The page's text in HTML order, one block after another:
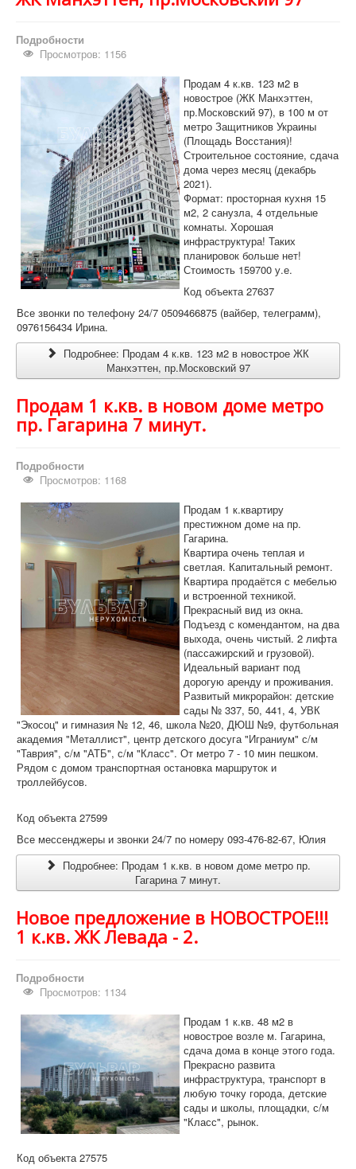
Подробности
Просмотров: 1156
Продам 4 к.кв. 123 м2 в
новострое (ЖК Манхэттен,
пр.Московский 97), в 100 м от
метро Защитников Украины
(Площадь Восстания)!
Строительное состояние, сдача
дома через месяц (декабрь
2021).
Формат: просторная кухня 15
м2, 2 санузла, 4 отдельные
комнаты. Хорошая
инфраструктура! Таких
планировок больше нет!
Стоимость 159700 у.е.
Код объекта 27637
Все звонки по телефону 24/7 0509466875 (вайбер, телеграмм),
0976156434 Ирина.
Подробнее: Продам 4 к.кв. 123 м2 в новострое ЖК
Манхэттен, пр.Московский 97
Продам 1 к.кв. в новом доме метро
пр. Гагарина 7 минут.
Подробности
Просмотров: 1168
Продам 1 к.квартиру
престижном доме на пр.
Гагарина.
Квартира очень теплая и
светлая. Капитальный ремонт.
Квартира продаётся с мебелью
и встроенной техникой.
Прекрасный вид из окна.
Подъезд с комендантом, на два
выхода, очень чистый. 2 лифта
(пассажирский и грузовой).
Идеальный вариант под
дорогую аренду и проживания.
Развитый микрорайон: детские
сады № 337, 50, 441, 4, УВК
"Экосоц" и гимназия № 12, 46, школа №20, ДЮШ №9, футбольная
академия "Металлист", центр детского досуга "Играниум" с/м
"Таврия", c/м "АТБ", с/м "Класс". От метро 7 - 10 мин пешком.
Рядом с домом транспортная остановка маршруток и
троллейбусов.
Код объекта 27599
Все мессенджеры и звонки 24/7 по номеру 093-476-82-67, Юлия
Подробнее: Продам 1 к.кв. в новом доме метро пр.
Гагарина 7 минут.
Новое предложение в НОВОСТРОЕ!!!
1 к.кв. ЖК Левада - 2.
Подробности
Просмотров: 1134
Продам 1 к.кв. 48 м2 в
новострое возле м. Гагарина,
сдача дома в конце этого года.
Прекрасно развита
инфраструктура, транспорт в
любую точку города, детские
сады и школы, площадки, с/м
"Класс", рынок.
Код объекта 27575